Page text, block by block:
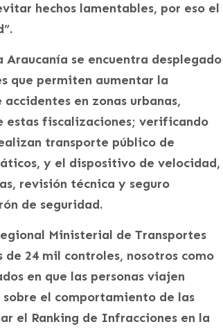
hechos lamentables, por eso el
se encuentra desplegado
que permiten aumentar la
en zonas urbanas,
fiscalizaciones; verificando
transporte público de
y el dispositivo de velocidad,
revisión técnica y seguro
de seguridad.
Ministerial de Transportes
24 mil controles, nosotros como
en que las personas viajen
sobre el comportamiento de las
el Ranking de Infracciones en la